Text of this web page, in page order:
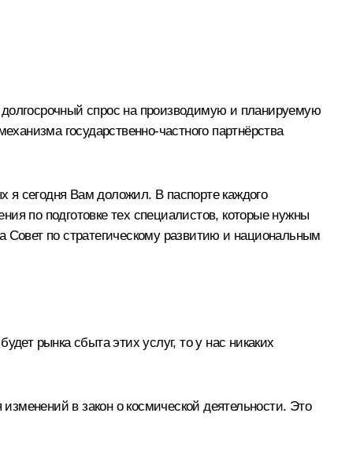
спрос на производимую и планируемую
государственно-частного партнёрства
я сегодня Вам доложил. В паспорте каждого
по подготовке тех специалистов, которые нужны
по стратегическому развитию и национальным
рынка сбыта этих услуг, то у нас никаких
в закон о космической деятельности. Это